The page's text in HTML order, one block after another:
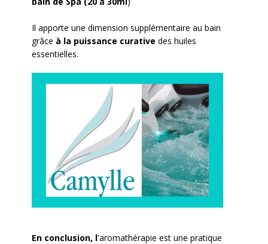
Il apporte une dimension supplémentaire au bain
grâce à la puissance curative des huiles
essentielles.
En conclusion, l'aromathérapie est une pratique